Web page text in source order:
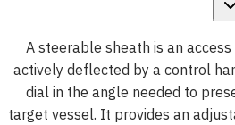
A steerable sheath is an
actively deflected by a control
dial in the angle needed to
target vessel. It provides an